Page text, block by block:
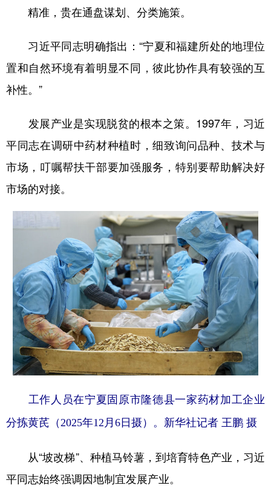
精准，贵在通盘谋划、分类施策。
习近平同志明确指出：“宁夏和福建所处的地理位
置和自然环境有着明显不同，彼此协作具有较强的互
补性。”
发展产业是实现脱贫的根本之策。1997年，习近
平同志在调研中药材种植时，细致询问品种、技术与
市场，叮嘱帮扶干部要加强服务，特别要帮助解决好
市场的对接。
工作人员在宁夏固原市隆德县一家药材加工企业
分拣黄芪（2025年12月6日摄）。新华社记者 王鹏 摄
从“坡改梯”、种植马铃薯，到培育特色产业，习近
平同志始终强调因地制宜发展产业。